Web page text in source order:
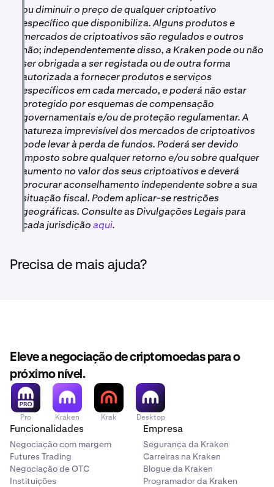
ou diminuir o preço de qualquer criptoativo
específico que disponibiliza. Alguns produtos e
mercados de criptoativos são regulados e outros
não; independentemente disso, a Kraken pode ou não
ser obrigada a ser registada ou de outra forma
autorizada a fornecer produtos e serviços
específicos em cada mercado, e poderá não estar
protegido por esquemas de compensação
governamentais e/ou de proteção regulamentar. A
natureza imprevisível dos mercados de criptoativos
pode levar à perda de fundos. Poderá ser devido
imposto sobre qualquer retorno e/ou sobre qualquer
aumento no valor dos seus criptoativos e deverá
procurar aconselhamento independente sobre a sua
situação fiscal. Podem aplicar-se restrições
geográficas. Consulte as Divulgações Legais para
cada jurisdiçãoaqui.
Precisa de mais ajuda?
Eleve a negociação de criptomoedas para o
próximo nível.
Pro Kraken Krak Desktop
Funcionalidades
Negociação com margem
Futures Trading
Negociação de OTC
Instituições
Empresa
Segurança da Kraken
Carreiras na Kraken
Blogue da Kraken
Programador da Kraken